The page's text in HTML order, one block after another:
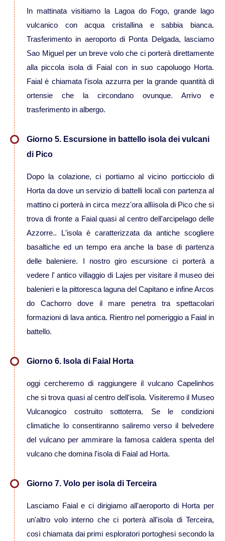
Viaggi in Nepal Tibet Bhutan
Viaggi in Sri Lanka
Viaggi in Tajikistan
Viaggi in Thailandia
Viaggi in Cambogia
Viaggi in Cina
Viaggi in Giappone
Viaggi in India
Viaggi in Laos
Viaggi in Turchia
Viaggi in Uzbekistan
Viaggi in Armenia e Georgia
Centro America
Viaggi in Costa Rica
Viaggi in Cuba
Viaggi in Guatemala
In mattinata visitiamo la Lagoa do Fogo, grande lago
vulcanico con acqua cristallina e sabbia bianca.
Trasferimento in aeroporto di Ponta Delgada, lasciamo
Sao Miguel per un breve volo che ci porterà direttamente
alla piccola isola di Faial con in suo capoluogo Horta.
Faial è chiamata l'isola azzurra per la grande quantità di
ortensie che la circondano ovunque. Arrivo e
trasferimento in albergo.
Giorno 5. Escursione in battello isola dei vulcani
di Pico
Dopo la colazione, ci portiamo al vicino porticciolo di
Horta da dove un servizio di battelli locali con partenza al
mattino ci porterà in circa mezz'ora allìisola di Pico che si
trova di fronte a Faial quasi al centro dell'arcipelago delle
Azzorre.. L'isola è caratterizzata da antiche scogliere
basaltiche ed un tempo era anche la base di partenza
delle baleniere. I nostro giro escursione ci porterà a
vedere l' antico villaggio di Lajes per visitare il museo dei
balenieri e la pittoresca laguna del Capitano e infine Arcos
do Cachorro dove il mare penetra tra spettacolari
formazioni di lava antica. Rientro nel pomeriggio a Faial in
battello.
Giorno 6. Isola di Faial Horta
oggi cercheremo di raggiungere il vulcano Capelinhos
che si trova quasi al centro dell'isola. Visiteremo il Museo
Vulcanogico costruito sottoterra. Se le condizioni
climatiche lo consentiranno saliremo verso il belvedere
del vulcano per ammirare la famosa caldera spenta del
vulcano che domina l'isola di Faial ad Horta.
Giorno 7. Volo per isola di Terceira
Lasciamo Faial e ci dirigiamo all'aeroporto di Horta per
un'altro volo interno che ci porterà all'isola di Terceira,
così chiamata dai primi esploratori portoghesi secondo la